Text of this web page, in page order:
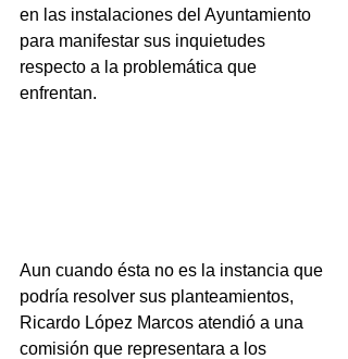
en las instalaciones del Ayuntamiento
para manifestar sus inquietudes
respecto a la problemática que
enfrentan.
Aun cuando ésta no es la instancia que
podría resolver sus planteamientos,
Ricardo López Marcos atendió a una
comisión que representara a los